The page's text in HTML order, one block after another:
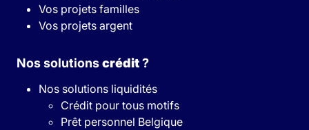
Vos projets familles
Vos projets argent
Nos solutionscrédit?
Nos solutions liquidités
Crédit pour tous motifs
Prêt personnel Belgique